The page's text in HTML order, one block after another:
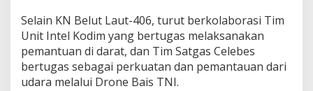
Selain KN Belut Laut-406, turut berkolaborasi Tim
Unit Intel Kodim yang bertugas melaksanakan
pemantuan di darat, dan Tim Satgas Celebes
bertugas sebagai perkuatan dan pemantauan dari
udara melalui Drone Bais TNI.